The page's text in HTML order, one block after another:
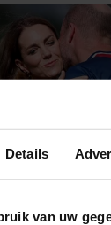
Details
van uw